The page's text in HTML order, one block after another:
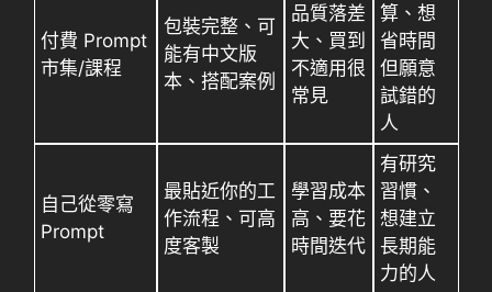
付費 Prompt
市集/課程
包裝完整、可
能有中文版
本、搭配案例
品質落差
大、買到
不適用很
常見
算、想
省時間
但願意
試錯的
人
自己從零寫
Prompt
最貼近你的工
作流程、可高
度客製
學習成本
高、要花
時間迭代
有研究
習慣、
想建立
長期能
力的人